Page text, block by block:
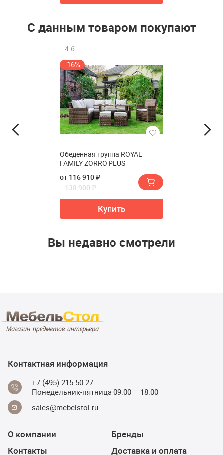
С данным товаром покупают
4.6
-16%
Обеденная группа ROYAL
FAMILY ZORRO PLUS
от 116 910 ₽
138 900 ₽
Купить
Вы недавно смотрели
Контактная информация
+7 (495) 215-50-27
Понедельник-пятница 09:00 – 18:00
sales@mebelstol.ru
О компании
Контакты
Бренды
Доставка и оплата